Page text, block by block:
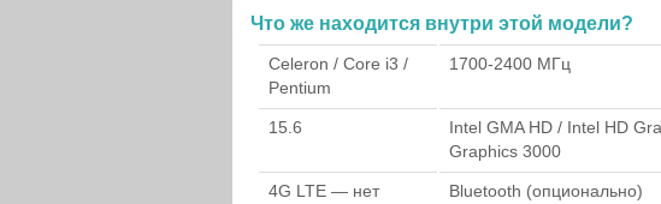
Что же находится внутри этой модели?
Celeron / Core i3 /
Pentium
1700-2400 МГц
15.6
Intel GMA HD / Intel HD
Graphics 3000
4G LTE — нет Bluetooth (опционально)